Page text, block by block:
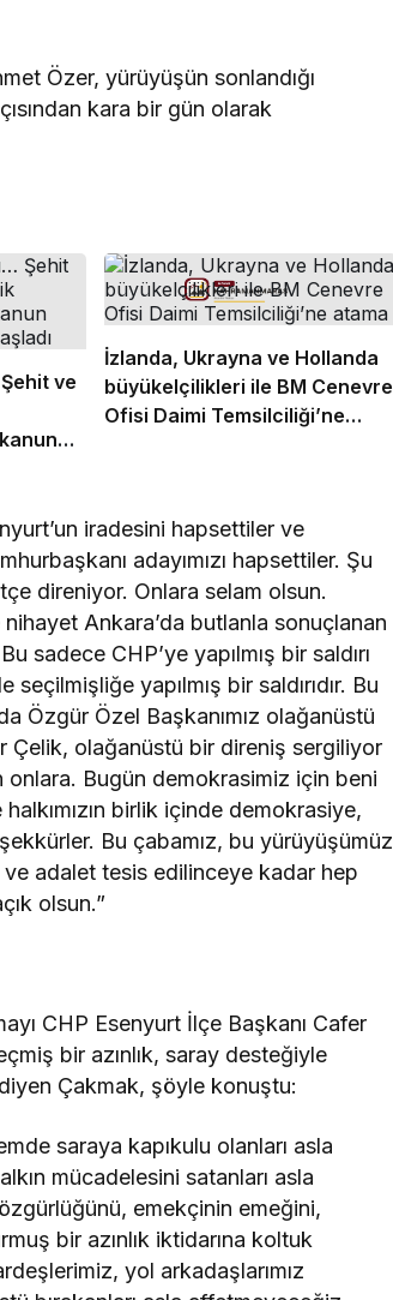
Özer, yürüyüşün sonlandığı
kara bir gün olarak
ve
İzlanda, Ukrayna ve Hollanda
büyükelçilikleri ile BM Cenevre
Ofisi Daimi Temsilciliği’ne
iradesini hapsettiler ve
adayımızı hapsettiler. Şu
direniyor. Onlara selam olsun.
Ankara’da butlanla sonuçlanan
sadece CHP’ye yapılmış bir saldırı
yapılmış bir saldırıdır. Bu
Özgür Özel Başkanımız olağanüstü
Çelik, olağanüstü bir direniş sergiliyor
onlara. Bugün demokrasimiz için beni
birlik içinde demokrasiye,
Bu çabamız, bu yürüyüşümüz
adalet tesis edilinceye kadar hep
olsun.”
CHP Esenyurt İlçe Başkanı Cafer
bir azınlık, saray desteğiyle
Çakmak, şöyle konuştu:
saraya kapıkulu olanları asla
mücadelesini satanları asla
emekçinin emeğini,
bir azınlık iktidarına koltuk
yol arkadaşlarımız